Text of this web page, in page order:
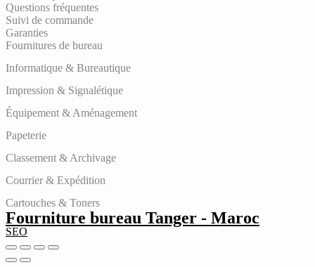
Questions fréquentes
Suivi de commande
Garanties
Fournitures de bureau
Informatique & Bureautique
Impression & Signalétique
Équipement & Aménagement
Papeterie
Classement & Archivage
Courrier & Expédition
Cartouches & Toners
Fourniture bureau Tanger - Maroc
SEO